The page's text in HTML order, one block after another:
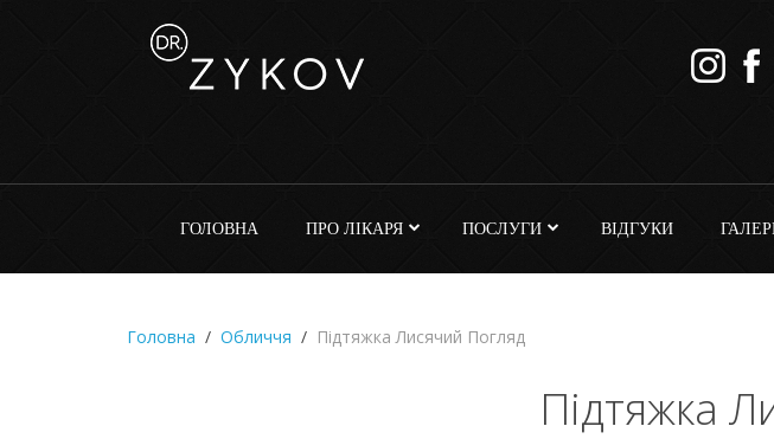
ГОЛОВНА ПРО ЛІКАРЯ ПОСЛУГИ ВІДГУКИ
Головна Обличчя Підтяжка Лисячий Погляд
Підтяжка